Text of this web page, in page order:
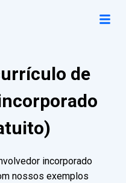
de
incorporado
nossos exemplos